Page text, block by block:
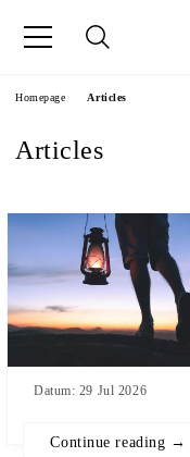
Homepage Articles
Articles
Datum: 29 Jul 2026
Continue reading →